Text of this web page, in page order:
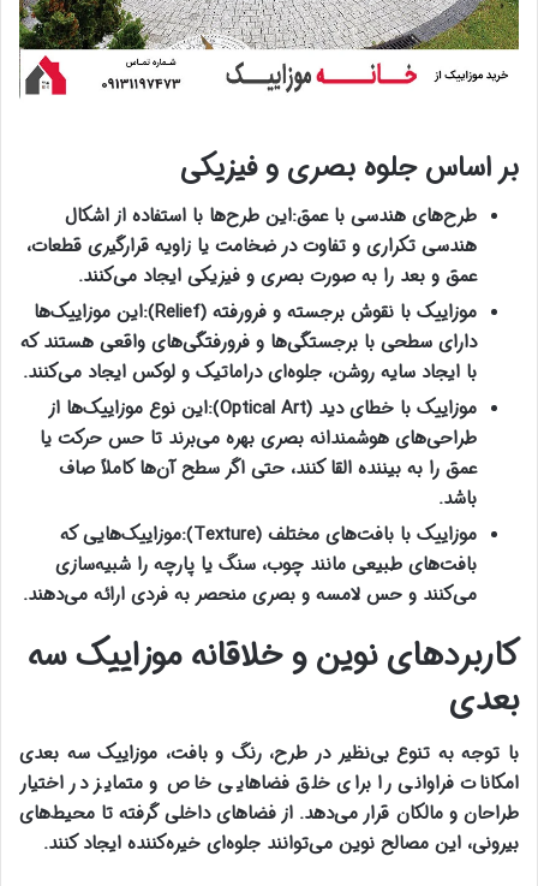
بر اساس جلوه بصری و فیزیکی
طرح‌های هندسی با عمق:این طرح‌ها با استفاده از اشکال
هندسی تکراری و تفاوت در ضخامت یا زاویه قرارگیری قطعات،
عمق و بعد را به صورت بصری و فیزیکی ایجاد می‌کنند.
موزاییک با نقوش برجسته و فرورفته (Relief):
این موزاییک‌ها
دارای سطحی با برجستگی‌ها و فرورفتگی‌های واقعی هستند که
با ایجاد سایه روشن، جلوه‌ای دراماتیک و لوکس ایجاد می‌کنند.
موزاییک با خطای دید (Optical Art):
این نوع موزاییک‌ها از
طراحی‌های هوشمندانه بصری بهره می‌برند تا حس حرکت یا
عمق را به بیننده القا کنند، حتی اگر سطح آن‌ها کاملاً صاف
باشد.
موزاییک با بافت‌های مختلف (Texture):
موزاییک‌هایی که
بافت‌های طبیعی مانند چوب، سنگ یا پارچه را شبیه‌سازی
می‌کنند و حس لامسه و بصری منحصر به فردی ارائه می‌دهند.
کاربردهای نوین و خلاقانه موزاییک سه
بعدی
با توجه به تنوع بی‌نظیر در طرح، رنگ و بافت، موزاییک سه بعدی
امکانات فراوانی را برای خلق فضاهایی خاص و متمایز در اختیار
طراحان و مالکان قرار می‌دهد. از فضاهای داخلی گرفته تا محیط‌های
بیرونی، این مصالح نوین می‌توانند جلوه‌ای خیره‌کننده ایجاد کنند.